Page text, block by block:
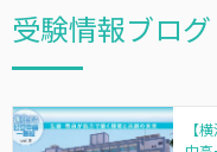
受験情報ブログ
【